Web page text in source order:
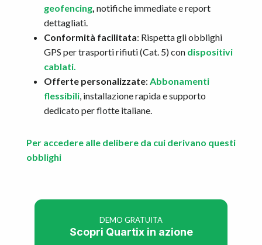
geofencing, notifiche immediate e report
dettagliati.
Conformità facilitata: Rispetta gli obblighi
GPS per trasporti rifiuti (Cat. 5) con dispositivi
cablati.
Offerte personalizzate: Abbonamenti
flessibili, installazione rapida e supporto
dedicato per flotte italiane.
Per accedere alle delibere da cui derivano questi
obblighi
DEMO GRATUITA
Scopri Quartix in azione